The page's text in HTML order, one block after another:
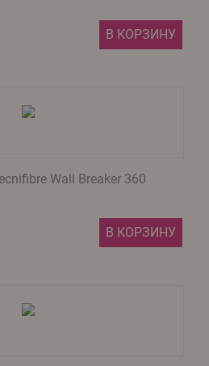
В КОРЗИНУ
Wall Breaker 360
В КОРЗИНУ